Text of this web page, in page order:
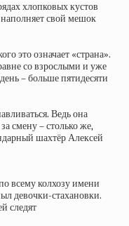
хлопковых кустов
свой мешок
это означает «страна».
со взрослыми и уже
– больше пятидесяти
Ведь она
смену – столько же,
шахтёр Алексей
всему колхозу имени
девочки-стахановки.
следят